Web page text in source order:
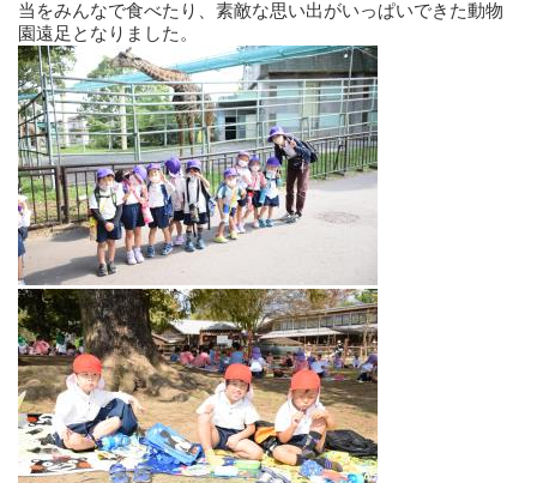
当をみんなで食べたり、素敵な思い出がいっぱいできた動物
園遠足となりました。